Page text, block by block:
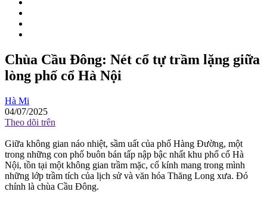
Chùa Cầu Đông: Nét cổ tự trầm lặng giữa
lòng phố cổ Hà Nội
Hà Mi
04/07/2025
Theo dõi trên
Giữa không gian náo nhiệt, sầm uất của phố Hàng Đường, một
trong những con phố buôn bán tấp nập bậc nhất khu phố cổ Hà
Nội, tồn tại một không gian trầm mặc, cổ kính mang trong mình
những lớp trầm tích của lịch sử và văn hóa Thăng Long xưa. Đó
chính là chùa Cầu Đông.